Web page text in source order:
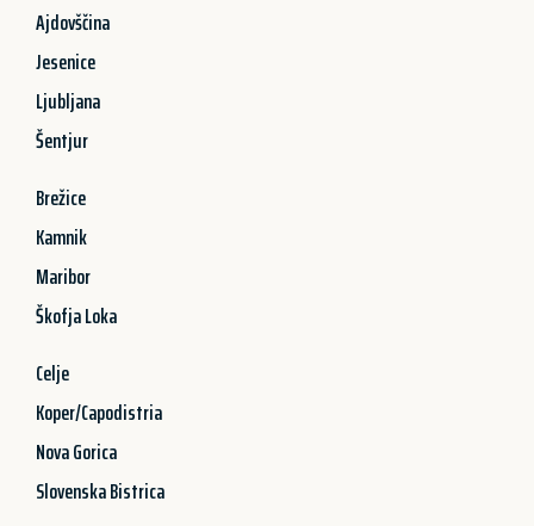
Ajdovščina
Jesenice
Ljubljana
Šentjur
Brežice
Kamnik
Maribor
Škofja Loka
Celje
Koper/Capodistria
Nova Gorica
Slovenska Bistrica